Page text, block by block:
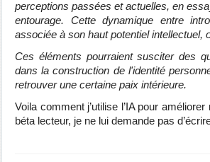
perceptions passées et actuelles, en
entourage. Cette dynamique entre
associée à son haut potentiel intellectuel,
Ces éléments pourraient susciter des
dans la construction de l'identité
retrouver une certaine paix intérieure.
Voila comment j’utilise l’IA pour
béta lecteur, je ne lui demande pas